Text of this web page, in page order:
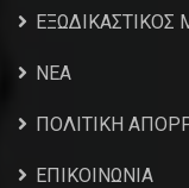
NEA
ΠΟΛΙΤΙΚΗ
ΕΠΙΚΟΙΝΩΝΙΑ